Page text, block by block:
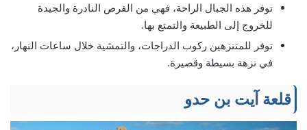
توفر هذه الجبال الراحة، فهي من الفرص النادرة والجيدة
للخروج إلى الطبيعة والتمتع بها.
توفر للمتنزهين ركوب الدراجات، والتمشية خلال ساعات النهار،
في نزهة بسيطة وقصيرة.
قلعة آيت بن حدو